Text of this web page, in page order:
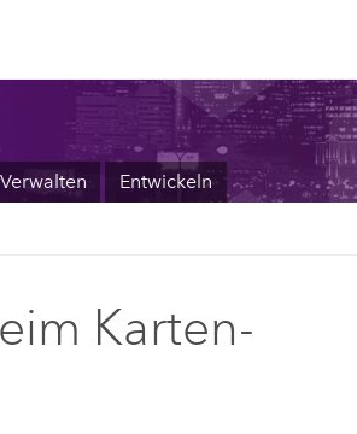
Verwalten Entwickeln
Karten-